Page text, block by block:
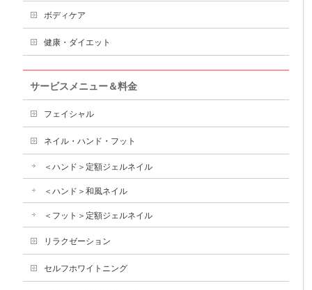
ボディケア
健康・ダイエット
サービスメニュー＆料金
フェイシャル
ネイル・ハンド・フット
＜ハンド＞定額ジェルネイル
＜ハンド＞和風ネイル
＜フット＞定額ジェルネイル
リラクゼーション
セルフホワイトニング